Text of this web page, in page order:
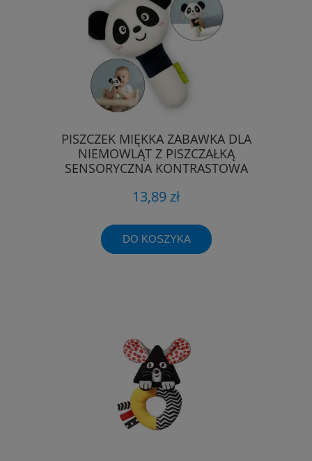
PISZCZEK MIĘKKA ZABAWKA DLA
NIEMOWLĄT Z PISZCZAŁKĄ
SENSORYCZNA KONTRASTOWA
13,89 zł
DO KOSZYKA